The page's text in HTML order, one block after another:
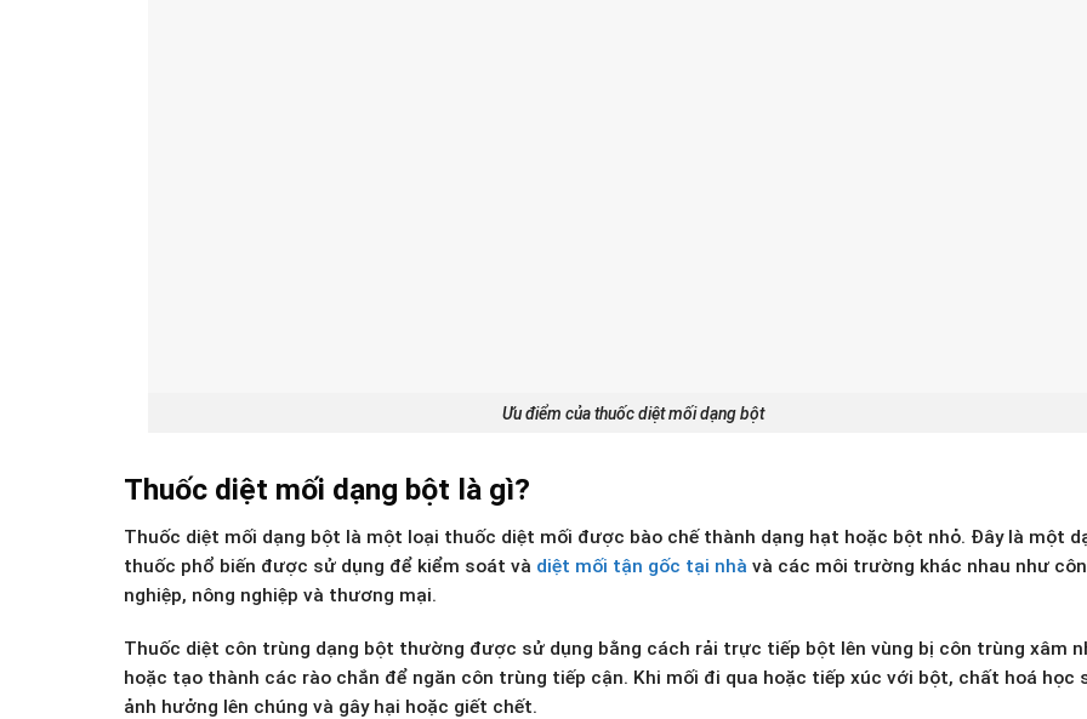
Ưu điểm của thuốc diệt mối dạng bột
Thuốc diệt mối dạng bột là gì?
Thuốc diệt mối dạng bột là một loại thuốc diệt mối được bào chế thành dạng hạt hoặc bột nhỏ. Đây là một
thuốc phổ biến được sử dụng để kiểm soát và diệt mối tận gốc tại nhà và các môi trường khác nhau như
nghiệp, nông nghiệp và thương mại.
Thuốc diệt côn trùng dạng bột thường được sử dụng bằng cách rải trực tiếp bột lên vùng bị côn trùng xâm
hoặc tạo thành các rào chắn để ngăn côn trùng tiếp cận. Khi mối đi qua hoặc tiếp xúc với bột, chất hoá học
ảnh hưởng lên chúng và gây hại hoặc giết chết.